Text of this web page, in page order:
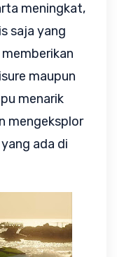
meningkat,
saja yang
maupun
menarik
mengeksplor
ada di